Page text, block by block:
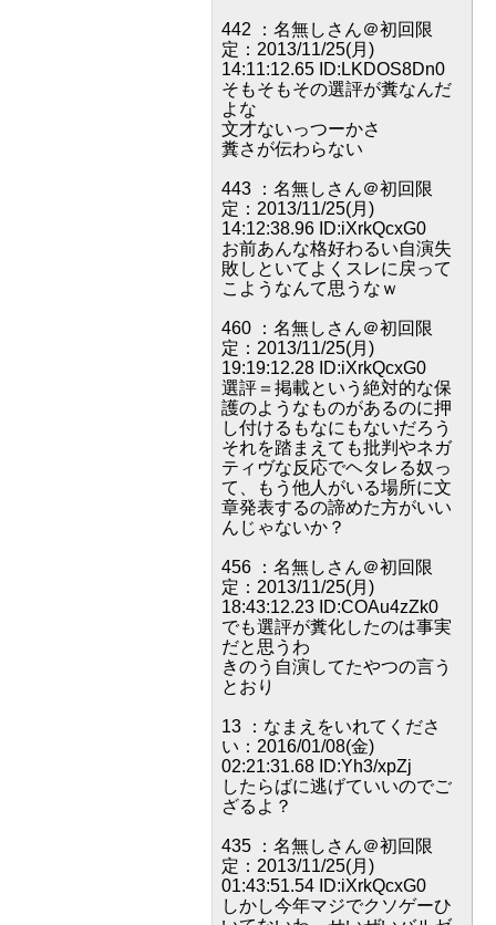
442 ：名無しさん＠初回限
定：2013/11/25(月)
14:11:12.65 ID:LKDOS8Dn0
そもそもその選評が糞なんだ
よな
文才ないっつーかさ
糞さが伝わらない
443 ：名無しさん＠初回限
定：2013/11/25(月)
14:12:38.96 ID:iXrkQcxG0
お前あんな格好わるい自演失
敗しといてよくスレに戻って
こようなんて思うなｗ
460 ：名無しさん＠初回限
定：2013/11/25(月)
19:19:12.28 ID:iXrkQcxG0
選評＝掲載という絶対的な保
護のようなものがあるのに押
し付けるもなにもないだろう
それを踏まえても批判やネガ
ティヴな反応でヘタレる奴っ
て、もう他人がいる場所に文
章発表するの諦めた方がいい
んじゃないか？
456 ：名無しさん＠初回限
定：2013/11/25(月)
18:43:12.23 ID:COAu4zZk0
でも選評が糞化したのは事実
だと思うわ
きのう自演してたやつの言う
とおり
13 ：なまえをいれてくださ
い：2016/01/08(金)
02:21:31.68 ID:Yh3/xpZj
したらばに逃げていいのでご
ざるよ？
435 ：名無しさん＠初回限
定：2013/11/25(月)
01:43:51.54 ID:iXrkQcxG0
しかし今年マジでクソゲーひ